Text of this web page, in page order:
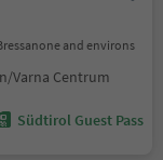
and environs
Varna Centrum
Südtirol Guest Pass